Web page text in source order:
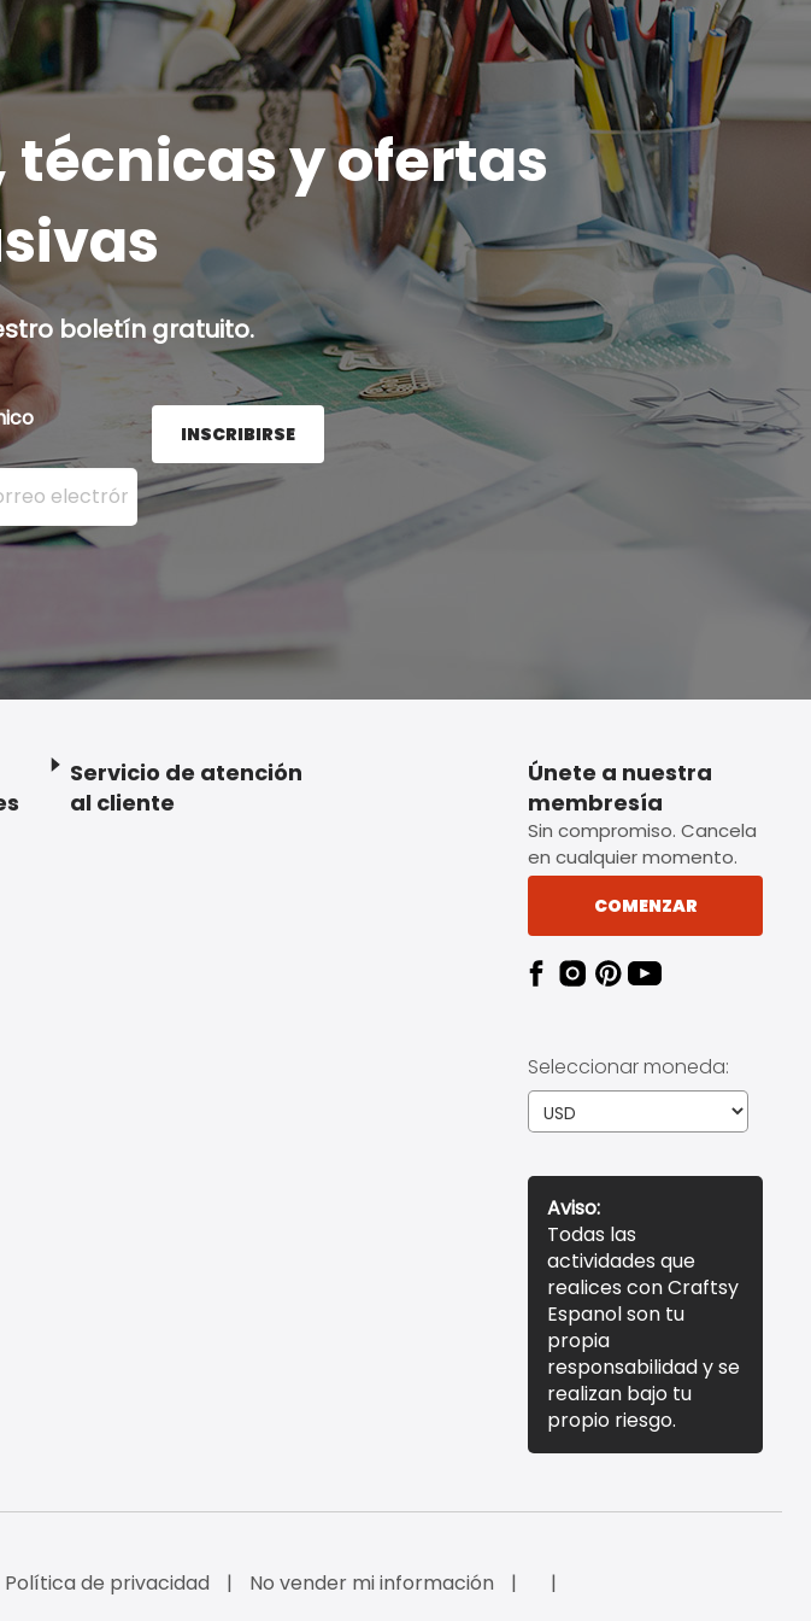
y ofertas
boletín gratuito.
electrónico aquí y presione el botón Registrarse.
INSCRIBIRSE
Servicio de atención
al cliente
Únete a nuestra
membresía
Sin compromiso. Cancela
en cualquier momento.
COMENZAR
Seleccionar moneda:
Aviso:
Todas las
actividades que
realices con Craftsy
Espanol son tu
propia
responsabilidad y se
realizan bajo tu
propio riesgo.
Política de privacidad
No vender mi información